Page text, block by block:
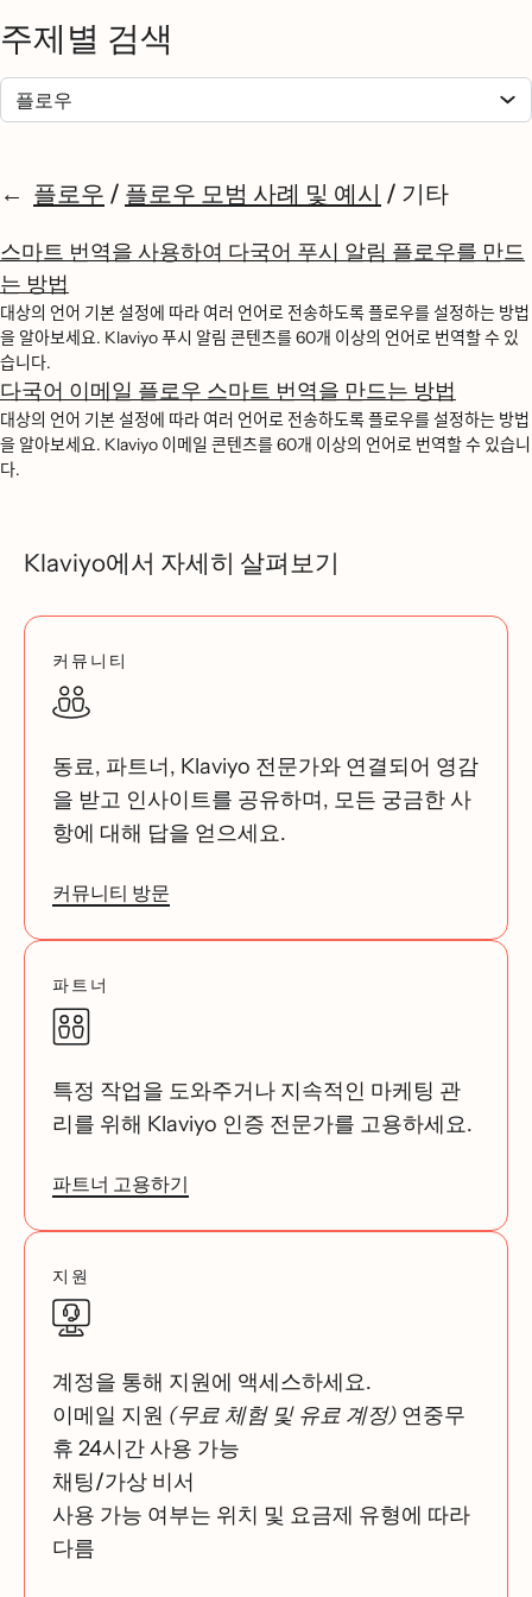
주제별 검색
플로우 / 플로우 모범 사례 및 예시 / 기타
스마트 번역을 사용하여 다국어 푸시 알림 플로우를 만드
는 방법
대상의 언어 기본 설정에 따라 여러 언어로 전송하도록 플로우를 설정하는 방법
을 알아보세요. Klaviyo 푸시 알림 콘텐츠를 60개 이상의 언어로 번역할 수 있
습니다.
다국어 이메일 플로우 스마트 번역을 만드는 방법
대상의 언어 기본 설정에 따라 여러 언어로 전송하도록 플로우를 설정하는 방법
을 알아보세요. Klaviyo 이메일 콘텐츠를 60개 이상의 언어로 번역할 수 있습니
다.
Klaviyo에서 자세히 살펴보기
커뮤니티
동료, 파트너, Klaviyo 전문가와 연결되어 영감
을 받고 인사이트를 공유하며, 모든 궁금한 사
항에 대해 답을 얻으세요.
커뮤니티 방문
파트너
특정 작업을 도와주거나 지속적인 마케팅 관
리를 위해 Klaviyo 인증 전문가를 고용하세요.
파트너 고용하기
지원
계정을 통해 지원에 액세스하세요.
이메일 지원 (무료 체험 및 유료 계정) 연중무
휴 24시간 사용 가능
채팅/가상 비서
사용 가능 여부는 위치 및 요금제 유형에 따라
다름